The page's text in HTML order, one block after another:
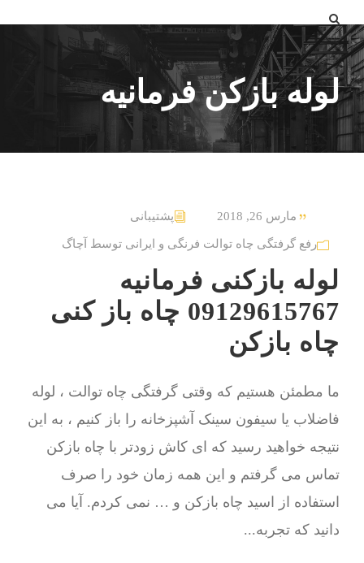
لوله بازکن فرمانیه
مارس 26, 2018 پشتیبانی
رفع گرفتگی چاه توالت فرنگی و ایرانی توسط آچاگ
لوله بازکنی فرمانیه
09129615767 چاه باز کنی
چاه بازکن
ما مطمئن هستیم که وقتی گرفتگی چاه توالت ، لوله
فاضلاب یا سیفون سینک آشپزخانه را باز کنیم ، به این
نتیجه خواهید رسید که ای کاش زودتر با چاه بازکن
تماس می گرفتم و این همه زمان خود را صرف
استفاده از اسید چاه بازکن و … نمی کردم. آیا می
دانید که تجربه...